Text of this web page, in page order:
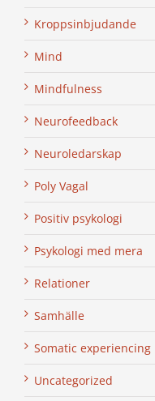
Kroppsinbjudande
Mind
Mindfulness
Neurofeedback
Neuroledarskap
Poly Vagal
Positiv psykologi
Psykologi med mera
Relationer
Samhälle
Somatic experiencing
Uncategorized